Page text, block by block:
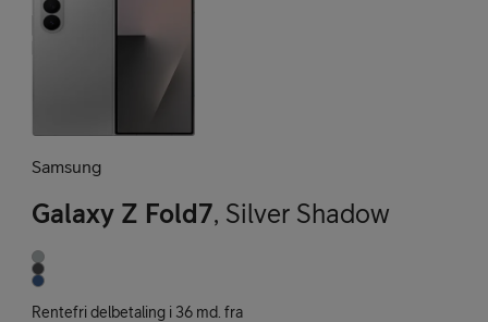
Samsung
Galaxy Z Fold7, Silver Shadow
Rentefri delbetaling i 36 md. fra